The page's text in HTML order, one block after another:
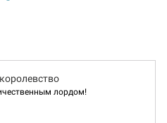
лордом!